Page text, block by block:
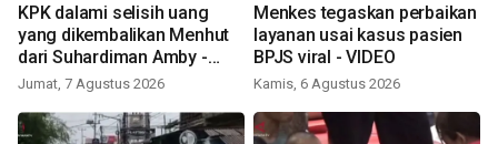
KPK dalami selisih uang
yang dikembalikan Menhut
dari Suhardiman Amby -
VIDEO
Jumat, 7 Agustus 2026
Menkes tegaskan perbaikan
layanan usai kasus pasien
BPJS viral - VIDEO
Kamis, 6 Agustus 2026